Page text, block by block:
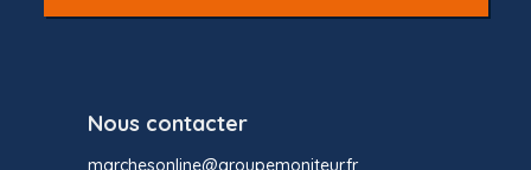
Nous contacter
marchesonline@groupemoniteur.fr